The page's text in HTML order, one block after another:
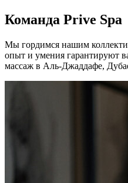
Команда Prive Spa
Мы гордимся нашим
опыт и умения гарантируют
массаж в Аль-Джаддафе,